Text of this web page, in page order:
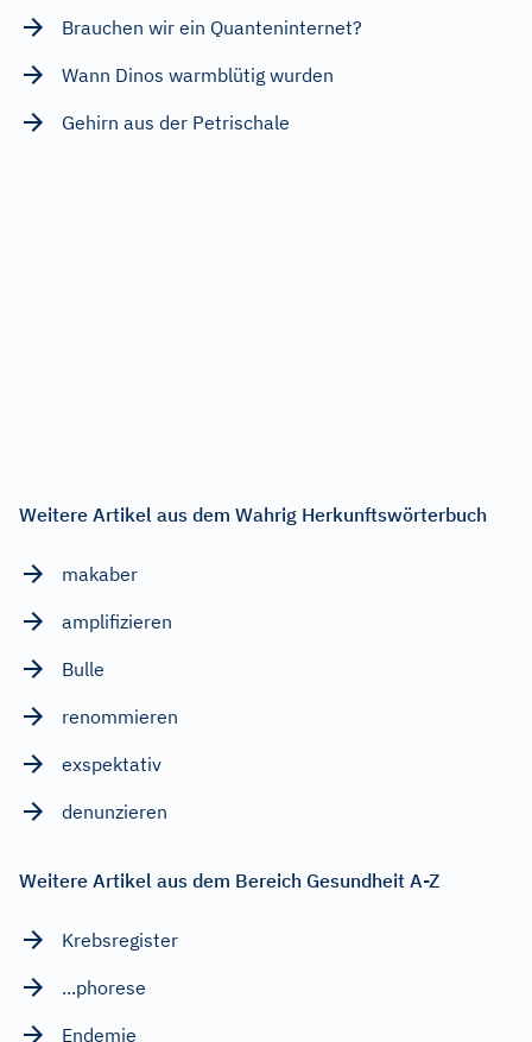
Brauchen wir ein Quanteninternet?
Wann Dinos warmblütig wurden
Gehirn aus der Petrischale
Weitere Artikel aus dem Wahrig Herkunftswörterbuch
makaber
amplifizieren
Bulle
renommieren
exspektativ
denunzieren
Weitere Artikel aus dem Bereich Gesundheit A-Z
Krebsregister
...phorese
Endemie